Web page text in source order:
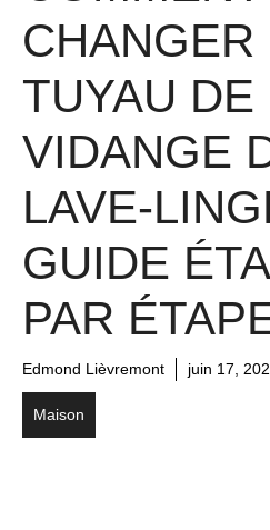
CHANGER
TUYAU DE
VIDANGE
LAVE-
GUIDE
PAR
Edmond Lièvremont juin 17,
Maison